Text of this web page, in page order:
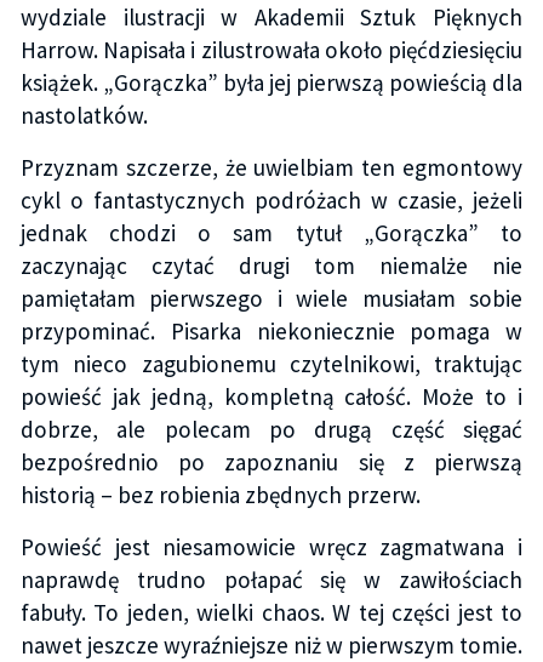
wydziale ilustracji w Akademii Sztuk Pięknych
Harrow. Napisała i zilustrowała około pięćdziesięciu
książek. „Gorączka” była jej pierwszą powieścią dla
nastolatków.
Przyznam szczerze, że uwielbiam ten egmontowy
cykl o fantastycznych podróżach w czasie, jeżeli
jednak chodzi o sam tytuł „Gorączka” to
zaczynając czytać drugi tom niemalże nie
pamiętałam pierwszego i wiele musiałam sobie
przypominać. Pisarka niekoniecznie pomaga w
tym nieco zagubionemu czytelnikowi, traktując
powieść jak jedną, kompletną całość. Może to i
dobrze, ale polecam po drugą część sięgać
bezpośrednio po zapoznaniu się z pierwszą
historią – bez robienia zbędnych przerw.
Powieść jest niesamowicie wręcz zagmatwana i
naprawdę trudno połapać się w zawiłościach
fabuły. To jeden, wielki chaos. W tej części jest to
nawet jeszcze wyraźniejsze niż w pierwszym tomie.